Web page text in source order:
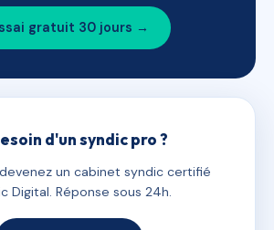
gratuit 30 jours →
d'un syndic pro ?
un cabinet syndic certifié
Digital. Réponse sous 24h.